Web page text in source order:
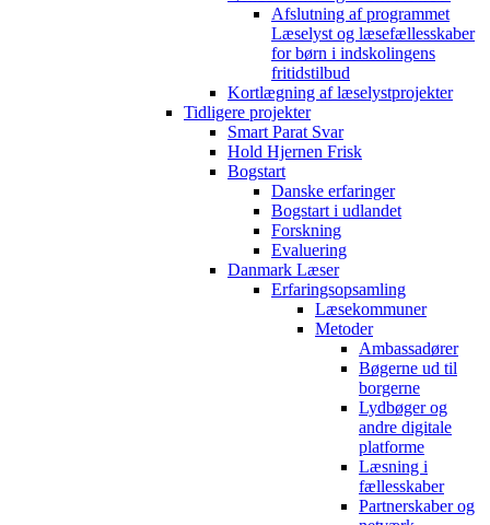
Afslutning af programmet
Læselyst og læsefællesskaber
for børn i indskolingens
fritidstilbud
Kortlægning af læselystprojekter
Tidligere projekter
Smart Parat Svar
Hold Hjernen Frisk
Bogstart
Danske erfaringer
Bogstart i udlandet
Forskning
Evaluering
Danmark Læser
Erfaringsopsamling
Læsekommuner
Metoder
Ambassadører
Bøgerne ud til
borgerne
Lydbøger og
andre digitale
platforme
Læsning i
fællesskaber
Partnerskaber og